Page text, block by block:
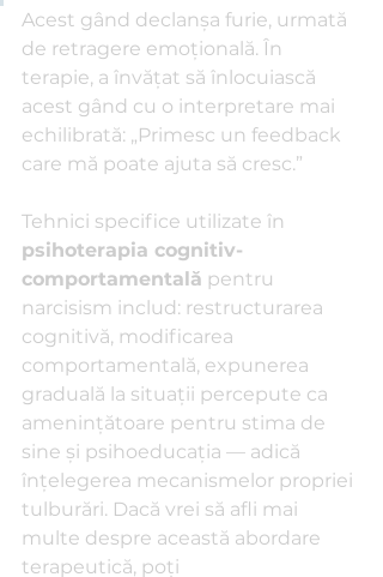
Acest gând declanșa furie, urmată
de retragere emoțională. În
terapie, a învățat să înlocuiască
acest gând cu o interpretare mai
echilibrată: „Primesc un feedback
care mă poate ajuta să cresc.”
Tehnici specifice utilizate în
psihoterapia cognitiv-
comportamentală pentru
narcisism includ: restructurarea
cognitivă, modificarea
comportamentală, expunerea
graduală la situații percepute ca
amenințătoare pentru stima de
sine și psihoeducația — adică
înțelegerea mecanismelor propriei
tulburări. Dacă vrei să afli mai
multe despre această abordare
terapeutică, poți